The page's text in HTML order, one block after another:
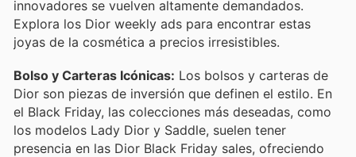
innovadores se vuelven altamente demandados.
Explora los Dior weekly ads para encontrar estas
joyas de la cosmética a precios irresistibles.
Bolso y Carteras Icónicas: Los bolsos y carteras de
Dior son piezas de inversión que definen el estilo. En
el Black Friday, las colecciones más deseadas, como
los modelos Lady Dior y Saddle, suelen tener
presencia en las Dior Black Friday sales, ofreciendo